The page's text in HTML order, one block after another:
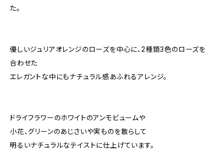
た。
優しいジュリアオレンジのローズを中心に、2種類3色のローズを
合わせた
エレガントな中にもナチュラル感あふれるアレンジ。
ドライフラワーのホワイトのアンモビュームや
小花、グリーンのあじさいや実ものを散らして
明るいナチュラルなテイストに仕上げています。